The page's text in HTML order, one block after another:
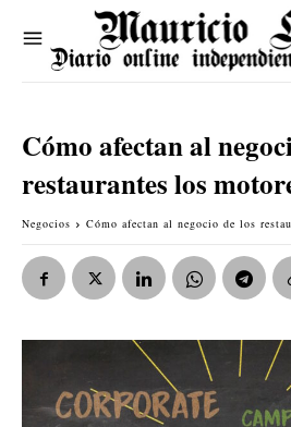
Cómo afectan al
restaurantes los
Negocios Cómo afectan al negocio de los